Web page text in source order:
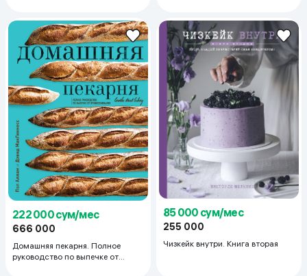
222 000 сум/мес
666 000
Домашняя пекарня. Полное
руководство по выпечке от
85 000 сум/мес
255 000
Чизкейк внутри. Книга вторая